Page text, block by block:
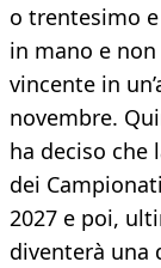
o trentesimo
in mano e
vincente in
novembre.
ha deciso che
dei
2027 e poi,
diventerà una